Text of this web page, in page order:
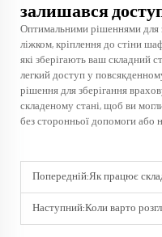
залишався
Оптимальними рішеннями для
ліжком, кріплення до стіни
які зберігають ваш складний
легкий доступ у
рішення для зберігання
складеному стані, щоб ви
без сторонньої допомоги або
Попередній:Як працює
Наступний:Коли варто